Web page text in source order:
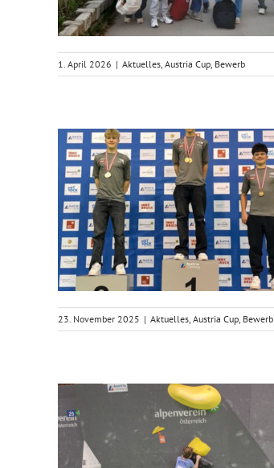
1. April 2026 | Aktuelles, Austria Cup, Bewerb
23. November 2025 | Aktuelles, Austria Cup, Bewerb